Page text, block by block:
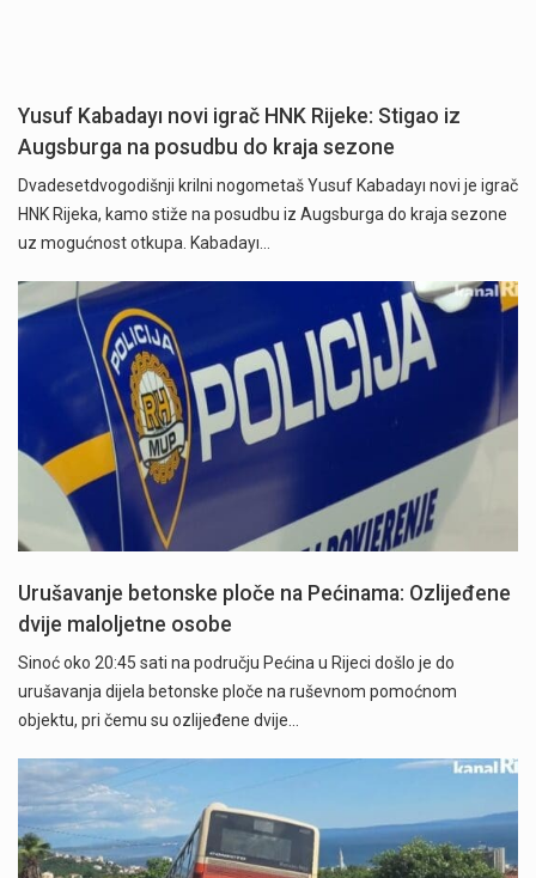
Yusuf Kabadayı novi igrač HNK Rijeke: Stigao iz
Augsburga na posudbu do kraja sezone
Dvadesetdvogodišnji krilni nogometaš Yusuf Kabadayı novi je igrač
HNK Rijeka, kamo stiže na posudbu iz Augsburga do kraja sezone
uz mogućnost otkupa. Kabadayı…
Urušavanje betonske ploče na Pećinama: Ozlijeđene
dvije maloljetne osobe
Sinoć oko 20:45 sati na području Pećina u Rijeci došlo je do
urušavanja dijela betonske ploče na ruševnom pomoćnom
objektu, pri čemu su ozlijeđene dvije…